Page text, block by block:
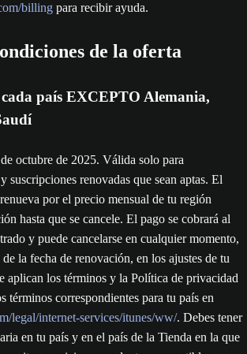
billing para recibir ayuda.
de la oferta
país EXCEPTO Alemania,
octubre de 2025. Válida solo para
suscripciones renovadas que sean aptas. El
por el precio mensual de tu región
hasta que se cancele. El pago se cobrará al
y puede cancelarse en cualquier momento,
la fecha de renovación, en los ajustes de tu
aplican los términos y la Política de privacidad
términos correspondientes para tu país en
legal/internet-services/itunes/ww/. Debes tener
en tu país y en el país de la Tienda en la que